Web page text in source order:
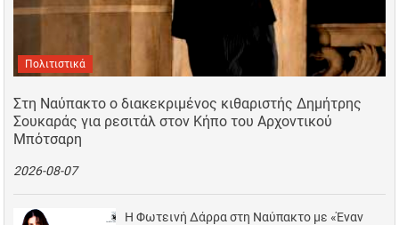
Πολιτιστικά
Στη Ναύπακτο ο διακεκριμένος κιθαριστής Δημήτρης
Σουκαράς για ρεσιτάλ στον Κήπο του Αρχοντικού
Μπότσαρη
2026-08-07
Η Φωτεινή Δάρρα στη Ναύπακτο με «Έναν